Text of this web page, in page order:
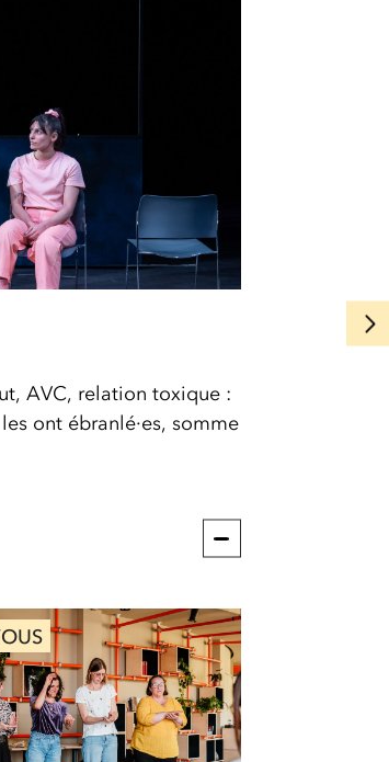
AVC, relation toxique :
ont ébranlé·es, somme